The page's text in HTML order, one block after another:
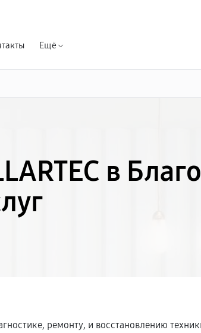
Ещё
в
ремонту, и восстановлению